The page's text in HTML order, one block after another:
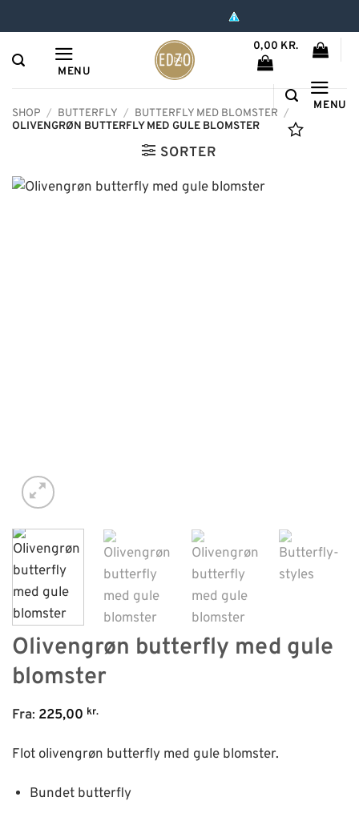
til
indhold
MENU
0,00 KR.
MENU
SHOP / BUTTERFLY / BUTTERFLY MED BLOMSTER /
OLIVENGRØN BUTTERFLY MED GULE BLOMSTER
SORTER
Olivengrøn butterfly med gule
blomster
Fra: 225,00 kr.
Flot olivengrøn butterfly med gule blomster.
Bundet butterfly